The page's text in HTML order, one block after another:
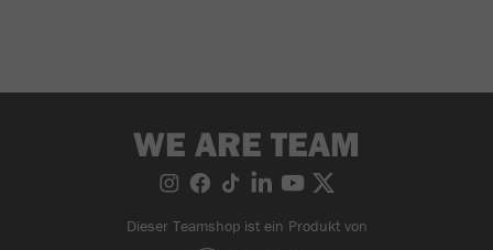
WE ARE TEAM
Dieser Teamshop ist ein Produkt von